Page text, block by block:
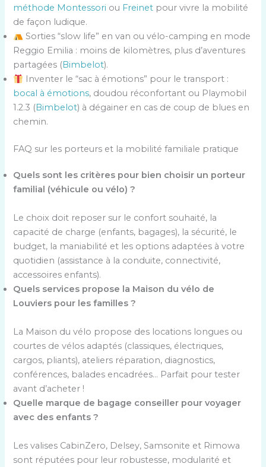
méthode Montessori ou Freinet pour vivre la mobilité
de façon ludique.
Sorties “slow life” en van ou vélo-camping en mode
Reggio Emilia : moins de kilomètres, plus d’aventures
partagées (Bimbelot).
Inventer le “sac à émotions” pour le transport :
bocal à émotions, doudou réconfortant ou Playmobil
1.2.3 (Bimbelot) à dégainer en cas de coup de blues en
chemin.
FAQ sur les porteurs et la mobilité familiale pratique
Quels sont les critères pour bien choisir un porteur
familial (véhicule ou vélo) ?
Le choix doit reposer sur le confort souhaité, la
capacité de charge (enfants, bagages), la sécurité, le
budget, la maniabilité et les options adaptées à votre
quotidien (assistance à la conduite, connectivité,
accessoires enfants).
Quels services propose la Maison du vélo de
Louviers pour les familles ?
La Maison du vélo propose des locations longues ou
courtes de vélos adaptés (classiques, électriques,
cargos, pliants), ateliers réparation, diagnostics,
conférences, balades encadrées… Parfait pour tester
avant d’acheter !
Quelle marque de bagage conseiller pour voyager
avec des enfants ?
Les valises CabinZero, Delsey, Samsonite et Rimowa
sont réputées pour leur robustesse, modularité et